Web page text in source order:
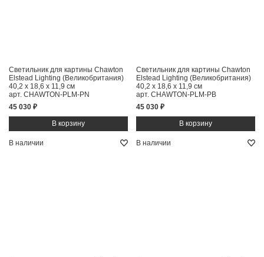
Светильник для картины Chawton
Elstead Lighting (Великобритания)
40,2 x 18,6 x 11,9 см
арт. CHAWTON-PLM-PN
45 030 ₽
Светильник для картины Chawton
Elstead Lighting (Великобритания)
40,2 x 18,6 x 11,9 см
арт. CHAWTON-PLM-PB
45 030 ₽
В наличии В наличии